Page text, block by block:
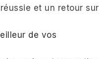
et un retour sur
de vos